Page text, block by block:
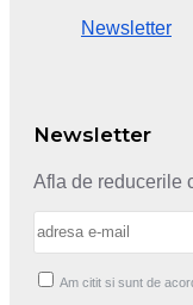
Newsletter
Newsletter
Afla de reducerile
Am citit si sunt de